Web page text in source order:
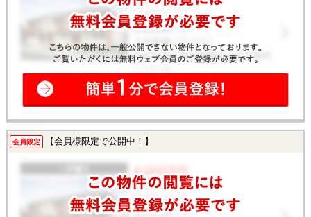
会員限定 【会員様限定で公開中！】